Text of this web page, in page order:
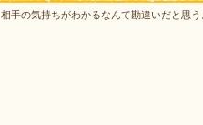
相手の気持ちがわかるなんて勘違いだと思